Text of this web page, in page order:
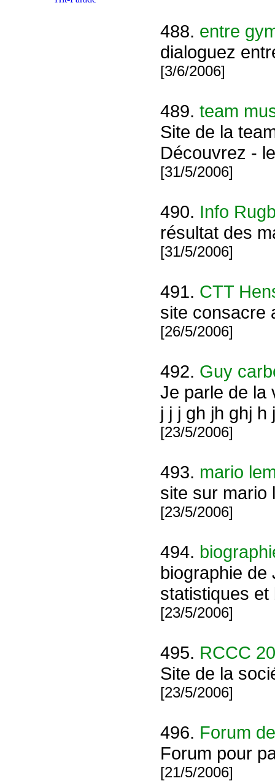
488. entre
dialoguez
[3/6/2006]
489. team
Site de la
Découvrez -
[31/5/2006]
490. Info
résultat des
[31/5/2006]
491. CTT
site consacre
[26/5/2006]
492. Guy
Je parle de la
j j j gh jh ghj h
[23/5/2006]
493. mario
site sur mario
[23/5/2006]
494.
biographie
statistiques et
[23/5/2006]
495. RCCC
Site de la
[23/5/2006]
496. Forum
Forum pour
[21/5/2006]